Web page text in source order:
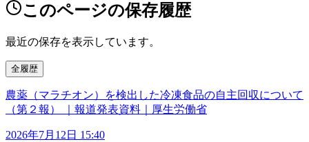
このページの保存履歴
最近の保存を表示しています。
全履歴
農薬（マラチオン）を検出した冷凍食品の自主回収について
（第２報） ｜報道発表資料｜厚生労働省
2026年7月12日 15:40